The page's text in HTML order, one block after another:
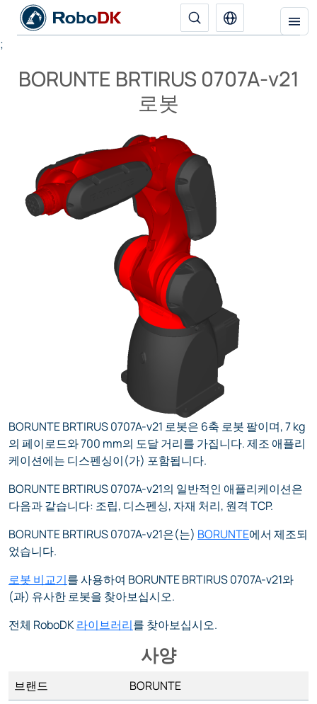
;
BORUNTE BRTIRUS 0707A-v21
로봇
BORUNTE BRTIRUS 0707A-v21 로봇은 6축 로봇 팔이며, 7 kg
의 페이로드와 700 mm의 도달 거리를 가집니다. 제조 애플리
케이션에는 디스펜싱이(가) 포함됩니다.
BORUNTE BRTIRUS 0707A-v21의 일반적인 애플리케이션은
다음과 같습니다: 조립, 디스펜싱, 자재 처리, 원격 TCP.
BORUNTE BRTIRUS 0707A-v21은(는) BORUNTE에서 제조되
었습니다.
로봇 비교기를 사용하여 BORUNTE BRTIRUS 0707A-v21와
(과) 유사한 로봇을 찾아보십시오.
전체 RoboDK라이브러리를 찾아보십시오.
사양
브랜드
BORUNTE